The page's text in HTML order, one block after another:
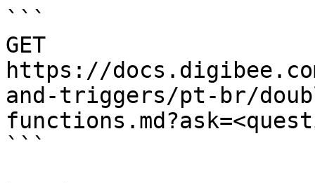
```
GET
https://
and-triggers/pt-br/
```